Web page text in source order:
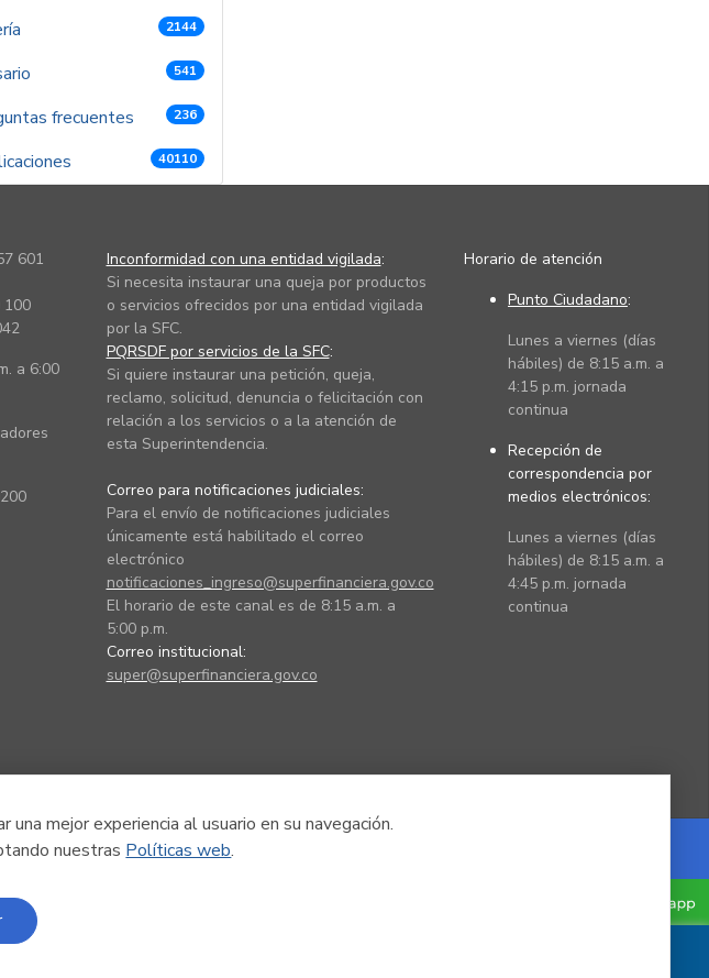
mejor experiencia al usuario en su navegación.
nuestras Políticas web.
2144
541
frecuentes 236
40110
601
100
a 6:00
Inconformidad con una entidad vigilada:
Si necesita instaurar una queja por productos
o servicios ofrecidos por una entidad vigilada
por la SFC.
PQRSDF por servicios de la SFC:
Si quiere instaurar una petición, queja,
reclamo, solicitud, denuncia o felicitación con
relación a los servicios o a la atención de
esta Superintendencia.
Correo para notificaciones judiciales:
Para el envío de notificaciones judiciales
únicamente está habilitado el correo
electrónico
notificaciones_ingreso@superfinanciera.gov.co
El horario de este canal es de 8:15 a.m. a
5:00 p.m.
Correo institucional:
super@superfinanciera.gov.co
Horario de atención
Punto Ciudadano:
Lunes a viernes (días
hábiles) de 8:15 a.m. a
4:15 p.m. jornada
continua
Recepción de
correspondencia por
medios electrónicos:
Lunes a viernes (días
hábiles) de 8:15 a.m. a
4:45 p.m. jornada
continua
Powered by Nexura